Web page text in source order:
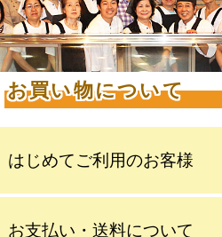
お買い物について
はじめてご利用のお客様
お支払い・送料について